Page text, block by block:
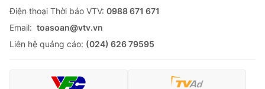
Ðiện thoại Thời báo VTV: 0988 671 671
Email: toasoan@vtv.vn
Liên hệ quảng cáo: (024) 626 79595